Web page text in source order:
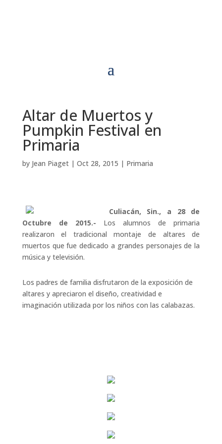
Altar de Muertos y
Pumpkin Festival en
Primaria
by Jean Piaget| Oct 28, 2015 | Primaria
Culiacán, Sin., a 28 de
Octubre de 2015.- Los alumnos de primaria
realizaron el tradicional montaje de altares de
muertos que fue dedicado a grandes personajes de la
música y televisión.
Los padres de familia disfrutaron de la exposición de
altares y apreciaron el diseño, creatividad e
imaginación utilizada por los niños con las calabazas.